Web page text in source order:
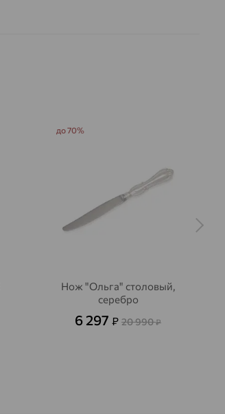
Нож "Ольга" столовый,
серебро
6 297 ₽ 20 990₽
до 70%